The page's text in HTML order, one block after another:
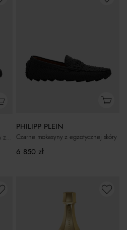
Wysokie sneakersy ze zdobieniem z motywem płomieni
PHILIPP PLEIN
Czarne mokasyny z egzotycznej skóry
6 850 zł